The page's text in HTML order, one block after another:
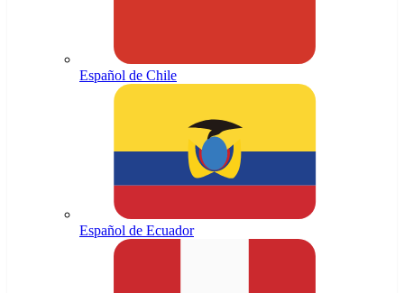
Español de Chile
Español de Ecuador